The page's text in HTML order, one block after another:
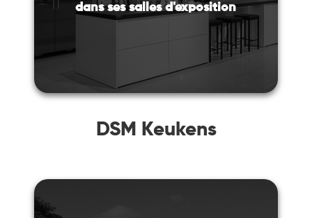
dans ses salles d'exposition
DSM Keukens